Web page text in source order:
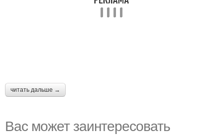
читать дальше →
Вас может заинтересовать